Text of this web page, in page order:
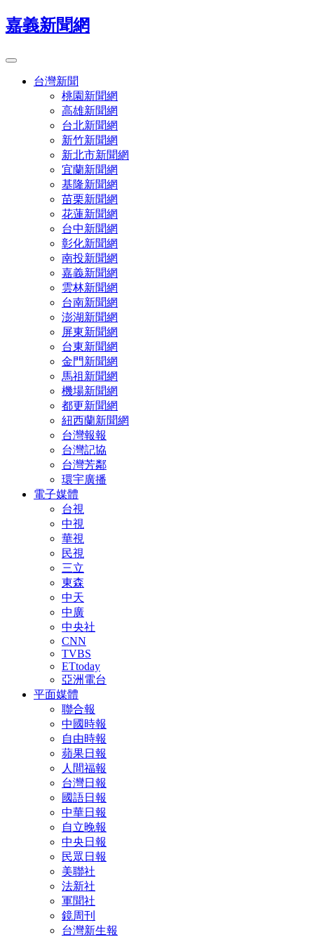
嘉義新聞網
台灣新聞
桃園新聞網
高雄新聞網
台北新聞網
新竹新聞網
新北市新聞網
宜蘭新聞網
基隆新聞網
苗栗新聞網
花蓮新聞網
台中新聞網
彰化新聞網
南投新聞網
嘉義新聞網
雲林新聞網
台南新聞網
澎湖新聞網
屏東新聞網
台東新聞網
金門新聞網
馬祖新聞網
機場新聞網
都更新聞網
紐西蘭新聞網
台灣報報
台灣記協
台灣芳鄰
環宇廣播
電子媒體
台視
中視
華視
民視
三立
東森
中天
中廣
中央社
CNN
TVBS
ETtoday
亞洲電台
平面媒體
聯合報
中國時報
自由時報
蘋果日報
人間福報
台灣日報
國語日報
中華日報
自立晚報
中央日報
民眾日報
美聯社
法新社
軍聞社
鏡周刊
台灣新生報